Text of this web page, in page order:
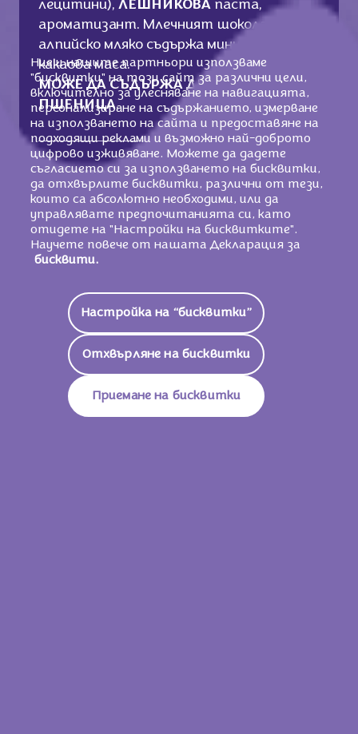
лецитини), ЛЕШНИКОВА паста,
ароматизант. Млечният шоколад с
алпийско мляко съдържа минимум 33 %
какаова маса.
МОЖЕ ДА СЪДЪРЖА ДРУГИ ЯДКИ И
ПШЕНИЦА.
Хранителни стойности
Енергийна Стойност
2301 KJ /
Kcal
Мазнини
От Които Наситени
Мастни Киселини
17g
Въглехидрати 52g
От Които Захари 51g
Влакнини 2,9g
Ние и нашите партньори използваме
"бисквитки" на този сайт за различни цели,
включително за улесняване на навигацията,
персонализиране на съдържанието, измерване
на използването на сайта и предоставяне на
подходящи реклами и възможно най-доброто
цифрово изживяване. Можете да дадете
съгласието си за използването на бисквитки,
да отхвърлите бисквитки, различни от тези,
които са абсолютно необходими, или да
управлявате предпочитанията си, като
отидете на "Настройки на бисквитките".
Научете повече от нашата Декларация за
бисквити.
Настройка на “бисквитки”
Отхвърляне на бисквитки
Приемане на бисквитки